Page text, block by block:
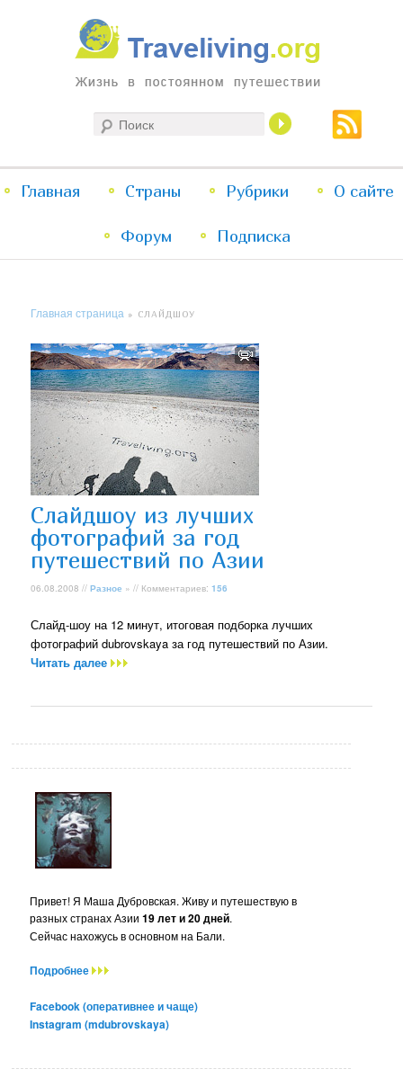
Traveliving
Жизнь в постоянном путешествии
меню
Перейти
к
Перейти
к
Главная Страны Рубрики О сайте
Форум Подписка
Главная страница » СЛАЙДШОУ
Слайдшоу из лучших
фотографий за год
путешествий по Азии
06.08.2008 //Разное » // Комментариев:156
Слайд-шоу на 12 минут, итоговая подборка лучших
фотографий dubrovskaya за год путешествий по Азии.
Читать далее
Привет! Я Маша Дубровская. Живу и путешествую в
разных странах Азии19 лет и 20 дней.
Сейчас нахожусь в основном на Бали.
Подробнее
Facebook (оперативнее и чаще)
Instagram (mdubrovskaya)